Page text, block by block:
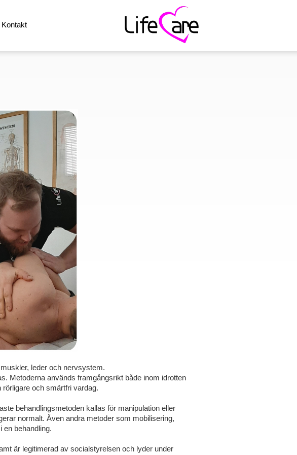
Kontakt
leder och nervsystem.
Metoderna används framgångsrikt både inom idrotten
och smärtfri vardag.
behandlingsmetoden kallas för manipulation eller
normalt. Även andra metoder som mobilisering,
en behandling.
är legitimerad av socialstyrelsen och lyder under